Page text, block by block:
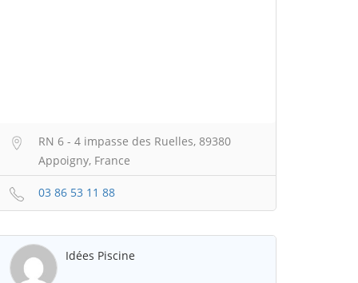
RN 6 - 4 impasse des Ruelles, 89380
Appoigny, France
03 86 53 11 88
Idées Piscine